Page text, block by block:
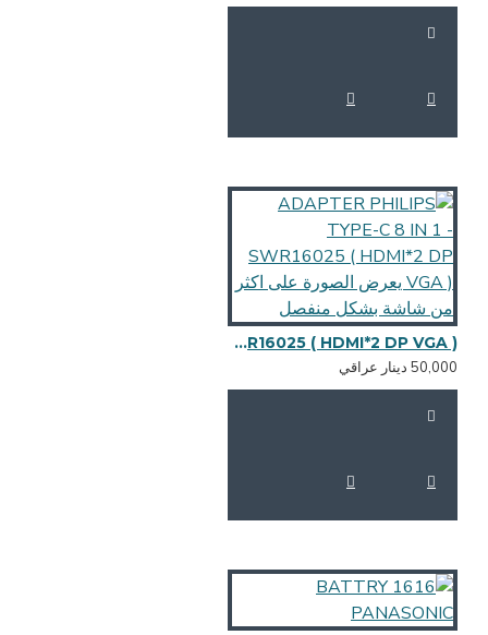
ADAPTER PHILIPS TYPE-C 8 IN 1 - SWR16025 ( HDMI*2 DP VGA ) يعرض الصورة على اكثر من شاشة بشكل منفصل
دينار عراقي